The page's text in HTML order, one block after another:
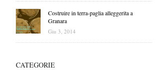
Costruire in terra-paglia alleggerita a
Granara
Giu 3, 2014
CATEGORIE